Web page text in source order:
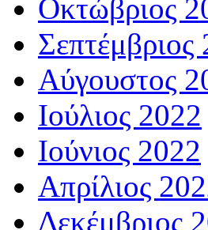
Οκτώβριος
Σεπτέμβριος
Αύγουστος
Ιούλιος 2022
Ιούνιος 2022
Απρίλιος
Δεκέμβριος